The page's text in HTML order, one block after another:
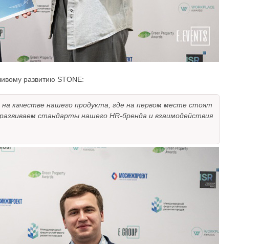
развитию STONE:
качестве нашего продукта, где на первом месте стоят
стандарты нашего HR-бренда и взаимодействия